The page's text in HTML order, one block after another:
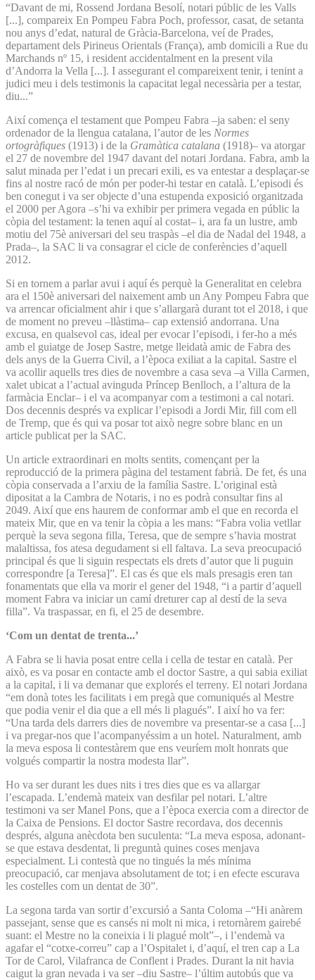
“Davant de mi, Rossend Jordana Besolí, notari públic de les Valls
[...], compareix En Pompeu Fabra Poch, professor, casat, de setanta
nou anys d’edat, natural de Gràcia-Barcelona, veí de Prades,
departament dels Pirineus Orientals (França), amb domicili a Rue du
Marchands nº 15, i resident accidentalment en la present vila
d’Andorra la Vella [...]. I assegurant el compareixent tenir, i tenint a
judici meu i dels testimonis la capacitat legal necessària per a testar,
diu...”
Així comença el testament que Pompeu Fabra –ja saben: el seny
ordenador de la llengua catalana, l’autor de les Normes
ortogràfiques (1913) i de la Gramàtica catalana (1918)– va atorgar
el 27 de novembre del 1947 davant del notari Jordana. Fabra, amb la
salut minada per l’edat i un precari exili, es va entestar a desplaçar-se
fins al nostre racó de món per poder-hi testar en català. L’episodi és
ben conegut i va ser objecte d’una estupenda exposició organitzada
el 2000 per Agora –s’hi va exhibir per primera vegada en públic la
còpia del testament: la tenen aquí al costat– i, ara fa un lustre, amb
motiu del 75è aniversari del seu traspàs –el dia de Nadal del 1948, a
Prada–, la SAC li va consagrar el cicle de conferències d’aquell
2012.
Si en tornem a parlar avui i aquí és perquè la Generalitat en celebra
ara el 150è aniversari del naixement amb un Any Pompeu Fabra que
va arrencar oficialment ahir i que s’allargarà durant tot el 2018, i que
de moment no preveu –llàstima– cap extensió andorrana. Una
excusa, en qualsevol cas, ideal per evocar l’episodi, i fer-ho a més
amb el guiatge de Josep Sastre, metge lleidatà amic de Fabra des
dels anys de la Guerra Civil, a l’època exiliat a la capital. Sastre el
va acollir aquells tres dies de novembre a casa seva –a Villa Carmen,
xalet ubicat a l’actual avinguda Príncep Benlloch, a l’altura de la
farmàcia Enclar– i el va acompanyar com a testimoni a cal notari.
Dos decennis després va explicar l’episodi a Jordi Mir, fill com ell
de Tremp, que és qui va posar tot això negre sobre blanc en un
article publicat per la SAC.
Un article extraordinari en molts sentits, començant per la
reproducció de la primera pàgina del testament fabrià. De fet, és una
còpia conservada a l’arxiu de la família Sastre. L’original està
dipositat a la Cambra de Notaris, i no es podrà consultar fins al
2049. Així que ens haurem de conformar amb el que en recorda el
mateix Mir, que en va tenir la còpia a les mans: “Fabra volia vetllar
perquè la seva segona filla, Teresa, que de sempre s’havia mostrat
malaltissa, fos atesa degudament si ell faltava. La seva preocupació
principal és que li siguin respectats els drets d’autor que li puguin
correspondre [a Teresa]”. El cas és que els mals presagis eren tan
fonamentats que ella va morir el gener del 1948, “i a partir d’aquell
moment Fabra va iniciar un camí dreturer cap al destí de la seva
filla”. Va traspassar, en fi, el 25 de desembre.
‘Com un dentat de trenta...’
A Fabra se li havia posat entre cella i cella de testar en català. Per
això, es va posar en contacte amb el doctor Sastre, a qui sabia exiliat
a la capital, i li va demanar que explorés el terreny. El notari Jordana
“em donà totes les facilitats i em pregà que comuniqués al Mestre
que podia venir el dia que a ell més li plagués”. I així ho va fer:
“Una tarda dels darrers dies de novembre va presentar-se a casa [...]
i va pregar-nos que l’acompanyéssim a un hotel. Naturalment, amb
la meva esposa li contestàrem que ens veuríem molt honrats que
volgués compartir la nostra modesta llar”.
Ho va ser durant les dues nits i tres dies que es va allargar
l’escapada. L’endemà mateix van desfilar pel notari. L’altre
testimoni va ser Manel Pons, que a l’època exercia com a director de
la Caixa de Pensions. El doctor Sastre recordava, dos decennis
després, alguna anècdota ben suculenta: “La meva esposa, adonant-
se que estava desdentat, li preguntà quines coses menjava
especialment. Li contestà que no tingués la més mínima
preocupació, car menjava absolutament de tot; i en efecte escurava
les costelles com un dentat de 30”.
La segona tarda van sortir d’excursió a Santa Coloma –“Hi anàrem
passejant, sense que es cansés ni molt ni mica, i retornàrem gairebé
suant: el Mestre no la coneixia i li plagué molt”–, i l’endemà va
agafar el “cotxe-correu” cap a l’Ospitalet i, d’aquí, el tren cap a La
Tor de Carol, Vilafranca de Conflent i Prades. Durant la nit havia
caigut la gran nevada i va ser –diu Sastre– l’últim autobús que va